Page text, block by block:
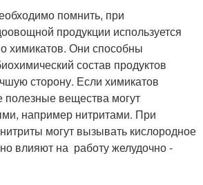
помнить, при
продукции используется
химикатов. Они способны
состав продуктов
сторону. Если химикатов
вещества могут
например нитритами. При
могут вызывать кислородное
влияют на работу желудочно -